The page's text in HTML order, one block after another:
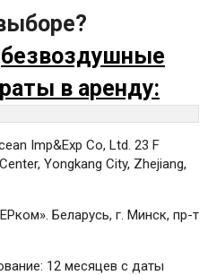
безвоздушные
в аренду:
Imp&Exp Co, Ltd. 23 F
Yongkang City, Zhejiang,
Беларусь, г. Минск, пр-т
12 месяцев с даты